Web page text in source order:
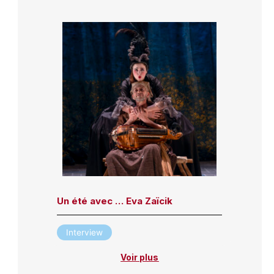
Un été avec … Eva Zaïcik
Interview
Voir plus